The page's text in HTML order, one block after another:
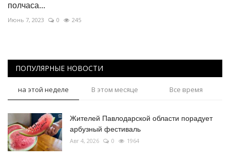
полчаса...
Июнь 7, 2023 0 245
ПОПУЛЯРНЫЕ НОВОСТИ
на этой неделе В этом месяце Все время
Жителей Павлодарской области порадует
арбузный фестиваль
Авг 4, 2026 0 1964